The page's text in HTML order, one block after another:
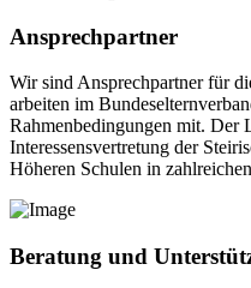
Ansprechpartner
Wir sind Ansprechpartner für
arbeiten im
Rahmenbedingungen mit. Der
Interessensvertretung der
Höheren Schulen in
Beratung und